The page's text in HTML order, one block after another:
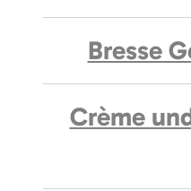
Bresse
Crème